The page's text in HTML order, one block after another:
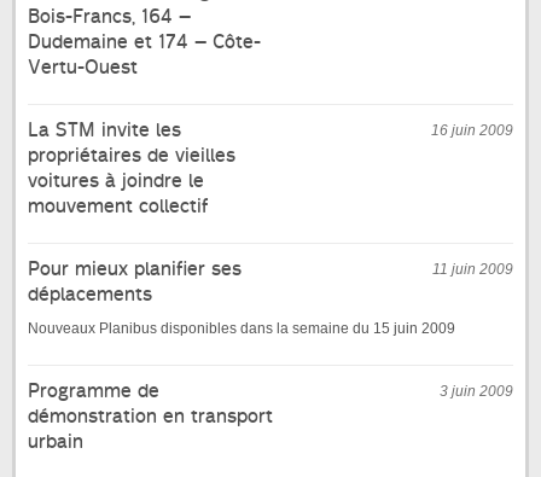
Bois-Francs, 164 –
Dudemaine et 174 – Côte-
Vertu-Ouest
16 juin 2009
La STM invite les
propriétaires de vieilles
voitures à joindre le
mouvement collectif
11 juin 2009
Pour mieux planifier ses
déplacements
Nouveaux Planibus disponibles dans la semaine du 15 juin 2009
3 juin 2009
Programme de
démonstration en transport
urbain